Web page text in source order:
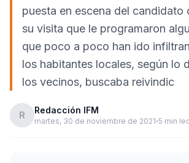
puesta en escena del candidato
su visita que le programaron
que poco a poco han ido
los habitantes locales, según lo
los vecinos, buscaba reivindic
R Redacción IFM
martes, 30 de noviembre de 2021 5 min